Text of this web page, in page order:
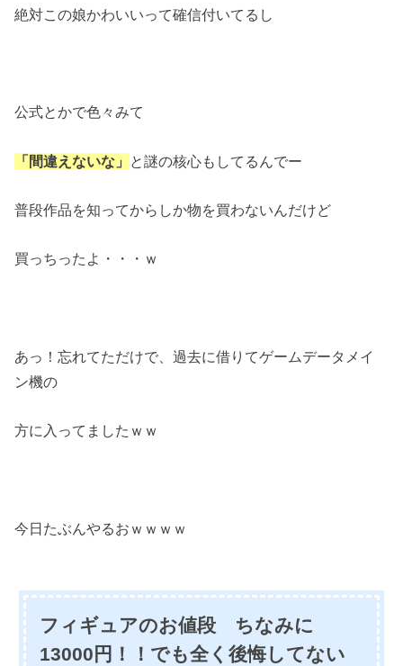
絶対この娘かわいいって確信付いてるし
公式とかで色々みて
「間違えないな」 と謎の核心もしてるんでー
普段作品を知ってからしか物を買わないんだけど
買っちったよ・・・ｗ
あっ！忘れてただけで、過去に借りてゲームデータメイ
ン機の
方に入ってましたｗｗ
今日たぶんやるおｗｗｗｗ
フィギュアのお値段 ちなみに
13000円！！でも全く後悔してない